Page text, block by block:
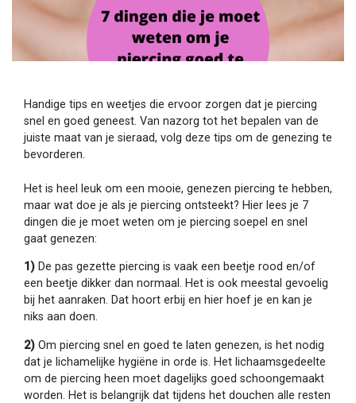
Handige tips en weetjes die ervoor zorgen dat je piercing
snel en goed geneest. Van nazorg tot het bepalen van de
juiste maat van je sieraad, volg deze tips om de genezing te
bevorderen.
Het is heel leuk om een mooie, genezen piercing te hebben,
maar wat doe je als je piercing ontsteekt? Hier lees je 7
dingen die je moet weten om je piercing soepel en snel
gaat genezen:
1) De pas gezette piercing is vaak een beetje rood en/of
een beetje dikker dan normaal. Het is ook meestal gevoelig
bij het aanraken. Dat hoort erbij en hier hoef je en kan je
niks aan doen.
2) Om piercing snel en goed te laten genezen, is het nodig
dat je lichamelijke hygiëne in orde is. Het lichaamsgedeelte
om de piercing heen moet dagelijks goed schoongemaakt
worden. Het is belangrijk dat tijdens het douchen alle resten